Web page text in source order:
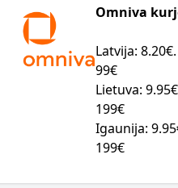
Omniva
Latvija:
99€
Lietuva:
199€
Igaunija:
199€